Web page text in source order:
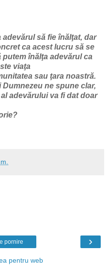
adevărul să fie înălţat, dar
ca acest lucru să se
putem înălţa adevărul ca
viaţa
sau ţara noastră.
ne spune clar,
adevărului va fi dat doar
›
pornire
pentru web